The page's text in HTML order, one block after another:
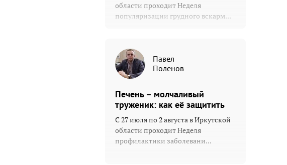
области проходит Неделя
популяризации грудного вскарм...
Павел
Поленов
Печень – молчаливый
труженик: как её защитить
С 27 июля по 2 августа в Иркутской
области проходит Неделя
профилактики заболевани...